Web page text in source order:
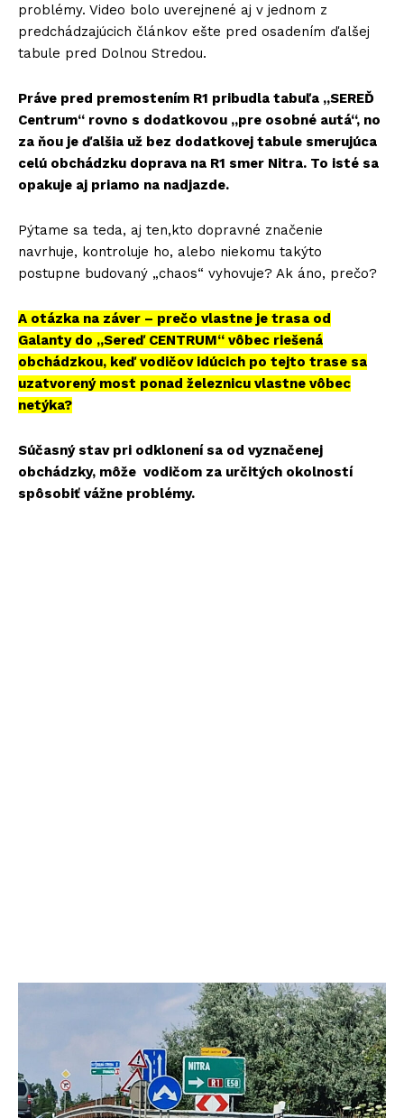
problémy. Video bolo uverejnené aj v jednom z
predchádzajúcich článkov ešte pred osadením ďalšej
tabule pred Dolnou Stredou.
Práve pred premostením R1 pribudla tabuľa „SEREĎ
Centrum“ rovno s dodatkovou „pre osobné autá“, no
za ňou je ďalšia už bez dodatkovej tabule smerujúca
celú obchádzku doprava na R1 smer Nitra. To isté sa
opakuje aj priamo na nadjazde.
Pýtame sa teda, aj ten,kto dopravné značenie
navrhuje, kontroluje ho, alebo niekomu takýto
postupne budovaný „chaos“ vyhovuje? Ak áno, prečo?
A otázka na záver – prečo vlastne je trasa od
Galanty do „Sereď CENTRUM“ vôbec riešená
obchádzkou, keď vodičov idúcich po tejto trase sa
uzatvorený most ponad železnicu vlastne vôbec
netýka?
Súčasný stav pri odklonení sa od vyznačenej
obchádzky, môže vodičom za určitých okolností
spôsobiť vážne problémy.